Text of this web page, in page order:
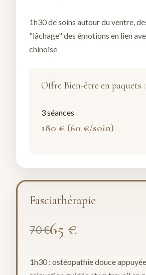
1h30 de soins autour du ventre,
"lâchage" des émotions en lien
chinoise
Offre Bien-être en paquets :
3 séances
180 € (60 €/soin)
Fasciathérapie
70 €65 €
1h30 : ostéopathie douce